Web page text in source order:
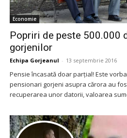
Economie
Popriri de peste 500.000
gorjenilor
Echipa Gorjeanul - 13 septembrie 2016
Pensie încasată doar parţial! Este
pensionari gorjeni asupra cărora au
recuperarea unor datorii, valoarea